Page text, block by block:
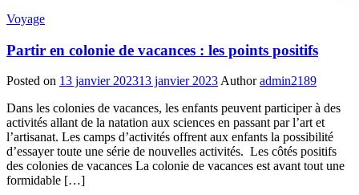
Voyage
Partir en colonie de vacances : les points positifs
Posted on 13 janvier 202313 janvier 2023 Author admin2189
Dans les colonies de vacances, les enfants peuvent participer à des
activités allant de la natation aux sciences en passant par l’art et
l’artisanat. Les camps d’activités offrent aux enfants la possibilité
d’essayer toute une série de nouvelles activités. Les côtés positifs
des colonies de vacances La colonie de vacances est avant tout une
formidable […]